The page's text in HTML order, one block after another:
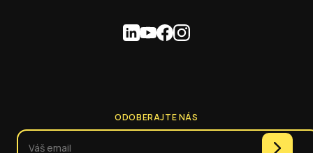
ODOBERAJTE NÁS